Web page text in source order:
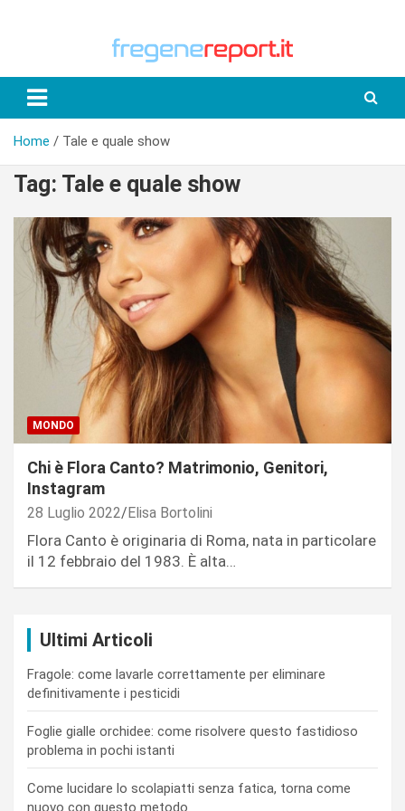
Home Tale e quale show
Tag: Tale e quale show
MONDO
Chi è Flora Canto? Matrimonio, Genitori,
Instagram
28 Luglio 2022 Elisa Bortolini
Flora Canto è originaria di Roma, nata in particolare
il 12 febbraio del 1983. È alta…
Ultimi Articoli
Fragole: come lavarle correttamente per eliminare
definitivamente i pesticidi
Foglie gialle orchidee: come risolvere questo fastidioso
problema in pochi istanti
Come lucidare lo scolapiatti senza fatica, torna come